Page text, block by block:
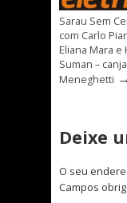
Sarau Sem
com Carlo
Eliana Mara e
Suman –
Meneghetti
Deixe
O seu
Campos